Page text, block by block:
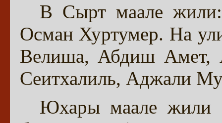
В Сырт маале
Осман Хуртумер. На
Велиша, Абдиш Амет,
Сеитхалиль, Аджали
Юхары маале жили